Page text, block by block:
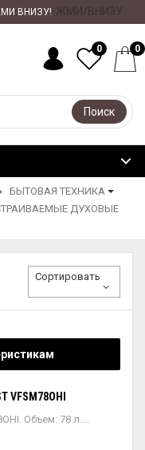
ВНИЗУ!-ЖМИ/ВНИЗУ
Поиск
0 0
БЫТОВАЯ ТЕХНИКА
ДУХОВЫЕ
Сортировать
Объем: 78 л....